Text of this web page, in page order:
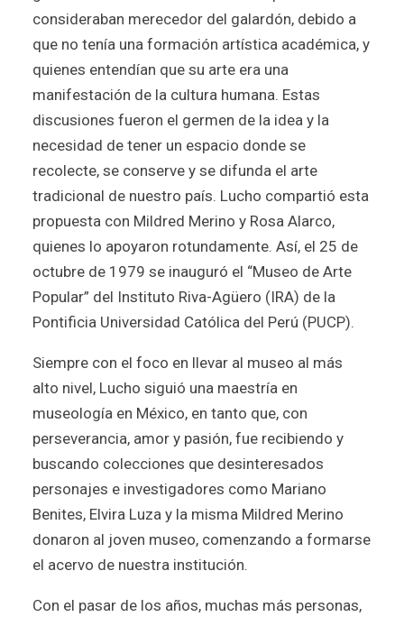
consideraban merecedor del galardón, debido a
que no tenía una formación artística académica, y
quienes entendían que su arte era una
manifestación de la cultura humana. Estas
discusiones fueron el germen de la idea y la
necesidad de tener un espacio donde se
recolecte, se conserve y se difunda el arte
tradicional de nuestro país. Lucho compartió esta
propuesta con Mildred Merino y Rosa Alarco,
quienes lo apoyaron rotundamente. Así, el 25 de
octubre de 1979 se inauguró el “Museo de Arte
Popular” del Instituto Riva-Agüero (IRA) de la
Pontificia Universidad Católica del Perú (PUCP).
Siempre con el foco en llevar al museo al más
alto nivel, Lucho siguió una maestría en
museología en México, en tanto que, con
perseverancia, amor y pasión, fue recibiendo y
buscando colecciones que desinteresados
personajes e investigadores como Mariano
Benites, Elvira Luza y la misma Mildred Merino
donaron al joven museo, comenzando a formarse
el acervo de nuestra institución.
Con el pasar de los años, muchas más personas,